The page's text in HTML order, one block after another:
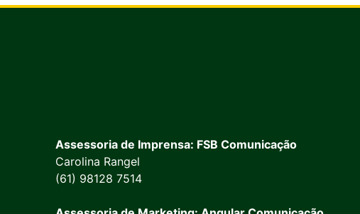
Assessoria de Imprensa: FSB Comunicação
Carolina Rangel
(61) 98128 7514